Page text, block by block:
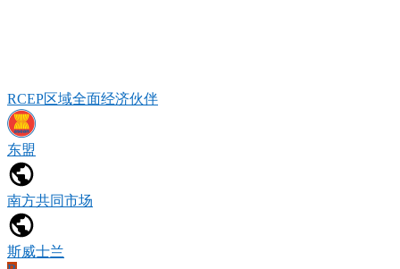
RCEP区域全面经济伙伴
东盟
南方共同市场
斯威士兰